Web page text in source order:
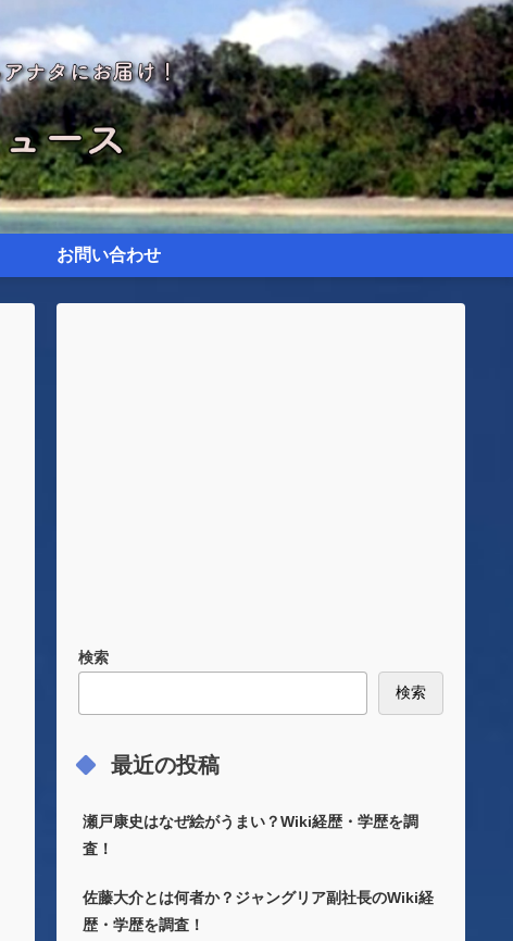
お問い合わせ
検索
検索
最近の投稿
瀬戸康史はなぜ絵がうまい？Wiki経歴・学歴を調
査！
佐藤大介とは何者か？ジャングリア副社長のWiki経
歴・学歴を調査！